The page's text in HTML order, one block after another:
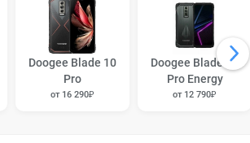
Doogee Blade 10
Pro
от 16 290₽
Doogee Blade 10
Pro Energy
от 12 790₽